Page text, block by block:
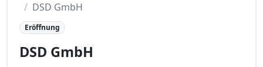
DSD GmbH
Eröffnung
DSD GmbH